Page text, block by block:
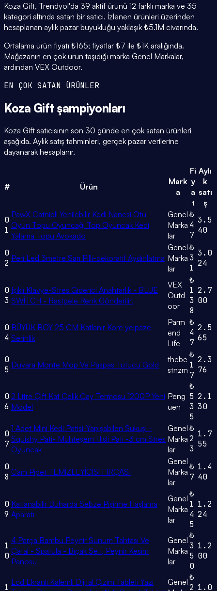
Koza Gift, Trendyol'da 39 aktif ürünü 12 farklı marka ve 35
kategori altında satan bir satıcı. İzlenen ürünleri üzerinden
hesaplanan aylık pazar büyüklüğü yaklaşık ₺5.1M civarında.
Ortalama ürün fiyatı ₺165; fiyatlar ₺7 ile ₺1K aralığında.
Mağazanın en çok ürün taşıdığı marka Genel Markalar,
ardından VEX Outdoor.
EN ÇOK SATAN ÜRÜNLER
Koza Gift şampiyonları
Koza Gift satıcısının son 30 günde en çok satan ürünleri
aşağıda. Aylık satış tahminleri, gerçek pazar verilerine
dayanarak hesaplanır.
# Ürün
Mark
a
Fi
y
a
t
Aylı
k
satı
ş
0
1
PawX Catnipli Yenilebilir Kedi Nanesi Otu
Oyun Topu Oyuncağı Top Oyuncak Kedi
Yalama Topu Avokado
Genel
Marka
lar
₺
4
7
3.5
40
0
2 Peri Led 3metre Sarı Pilli-dekoratif Aydınlatma
Genel
Marka
lar
₺
3
1
3.0
24
0
3
Işıklı Klavye-Stres Giderici Anahtarlık - BLUE
SWİTCH - Rastgele Renk Gönderilir.
VEX
Outd
oor
₺
1
3
8
2.7
00
0
4
BÜYÜK BOY 25 CM Katlanır Kore yelpaze
Serinlik
Parm
end
Life
₺
4
7
2.5
65
0
5 Duvara Monte Mop Ve Paspas Tutucu Gold
thebe
stnzm
₺
1
7
2.3
76
0
6
2 Litre Çift Kat Çelik Çay Termosu 1200P Yeni
Model
Peng
uen
₺
5
3
5
2.1
30
0
7
1 Adet Mini Kedi Patisi-Yapışabilen Sukuşi -
Squishy Pati- Muhteşem Hisli Pati -3 cm Stres
Oyuncak
Genel
Marka
lar
₺
2
3
1.7
55
0
8 Cam Pipet TEMİZLEYİCİSİ FIRÇASI
Genel
Marka
lar
₺
7
1.4
40
0
9
Katlanabilir Buharda Sebze Pişirme Haşlama
Aparatı
Genel
Marka
lar
₺
1
4
5
1.2
24
1
0
4 Parça Bambu Peynir Sunum Tahtası Ve
Çatal - Spatula - Bıçak Seti, Peynir Kesim
Panosu
Genel
Marka
lar
₺
3
5
0
1.2
00
1
Lcd Ekranlı Kalemli Dijital Çizim Tableti Yazı
Genel ₺
2 1.0